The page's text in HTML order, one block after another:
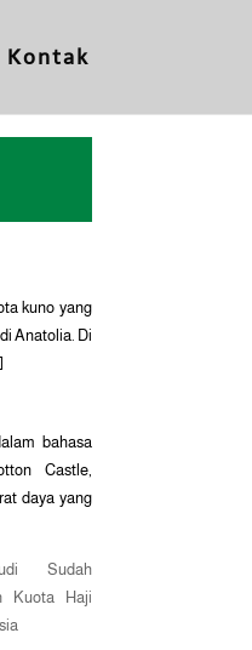
Kontak
kuno yang
Anatolia. Di
bahasa
Castle,
daya yang
Sudah
Kuota Haji